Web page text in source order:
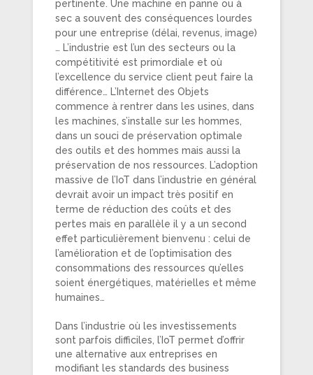
pertinente. Une machine en panne ou à
sec a souvent des conséquences lourdes
pour une entreprise (délai, revenus, image)
… L’industrie est l’un des secteurs ou la
compétitivité est primordiale et où
l’excellence du service client peut faire la
différence… L’Internet des Objets
commence à rentrer dans les usines, dans
les machines, s’installe sur les hommes,
dans un souci de préservation optimale
des outils et des hommes mais aussi la
préservation de nos ressources. L’adoption
massive de l’IoT dans l’industrie en général
devrait avoir un impact très positif en
terme de réduction des coûts et des
pertes mais en parallèle il y a un second
effet particulièrement bienvenu : celui de
l’amélioration et de l’optimisation des
consommations des ressources qu’elles
soient énergétiques, matérielles et même
humaines…
Dans l’industrie où les investissements
sont parfois difficiles, l’IoT permet d’offrir
une alternative aux entreprises en
modifiant les standards des business